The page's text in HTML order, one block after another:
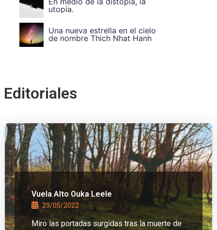
Vuela Alto Ouka Leele
Divide et impera. Unidad en
la
Editoriales
Vuela Alto Ouka Leele
29/05/2022
Miro las portadas surgidas tras la muerte de